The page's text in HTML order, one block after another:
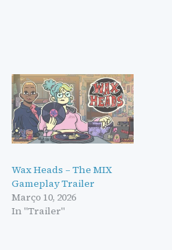
Wax Heads – The MIX
Gameplay Trailer
Março 10, 2026
In "Trailer"